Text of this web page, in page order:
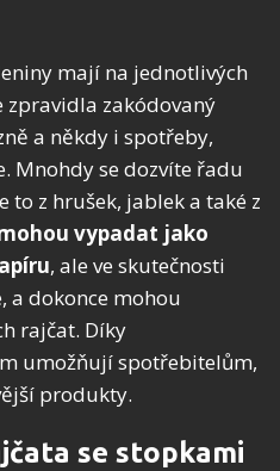
mají na jednotlivých
zpravidla zakódovaný
a někdy i spotřeby,
Mnohdy se dozvíte řadu
to z hrušek, jablek a také z
vypadat jako
, ale ve skutečnosti
a dokonce mohou
rajčat. Díky
umožňují spotřebitelům,
produkty.
se stopkami